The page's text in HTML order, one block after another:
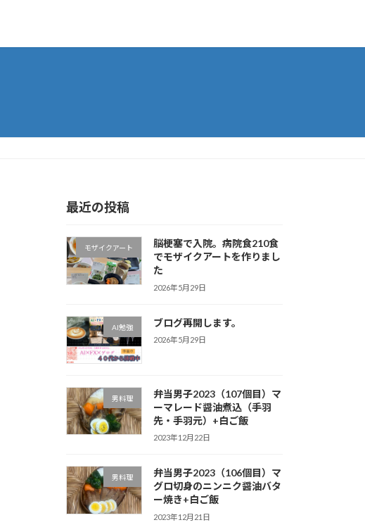
最近の投稿
モザイクアート
脳梗塞で入院。病院食210食
でモザイクアートを作りまし
た
2026年5月29日
AI勉強 ブログ再開します。
2026年5月29日
男料理
弁当男子2023（107個目）マ
ーマレード醤油煮込（手羽
先・手羽元）+白ご飯
2023年12月22日
男料理
弁当男子2023（106個目）マ
グロ切身のニンニク醤油バタ
ー焼き+白ご飯
2023年12月21日